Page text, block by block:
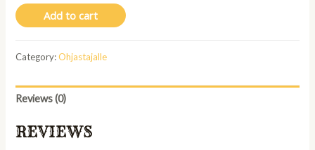
Add to cart
Category:Ohjastajalle
Reviews (0)
REVIEWS